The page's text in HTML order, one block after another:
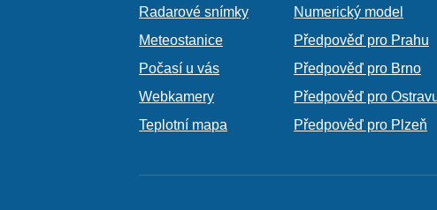
Radarové snímky
Meteostanice
Počasí u vás
Webkamery
Teplotní mapa
Numerický model
Předpověď pro Prahu
Předpověď pro Brno
Předpověď pro
Předpověď pro Plzeň